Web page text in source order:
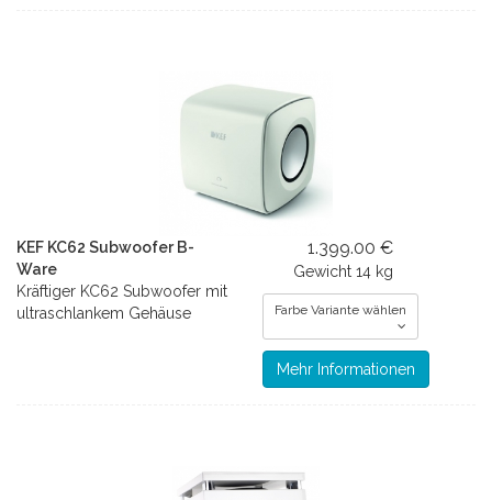
KEF KC62 Subwoofer B-
Ware
Kräftiger KC62 Subwoofer mit
ultraschlankem Gehäuse
1.399.00 €
Gewicht 14 kg
Farbe Variante wählen
Mehr Informationen